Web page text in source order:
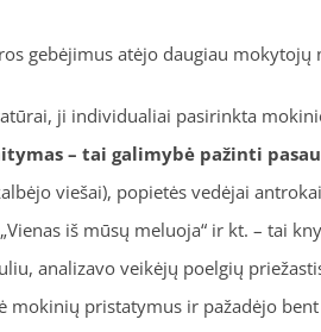
gebėjimus atėjo daugiau mokytojų
ji individualiai pasirinkta
– tai galimybė pažinti
viešai), popietės vedėjai
iš mūsų meluoja“ ir kt. – tai
analizavo veikėjų poelgių
mokinių pristatymus ir pažadėjo